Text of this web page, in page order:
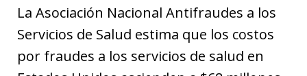
La Asociación Nacional Antifraudes a los
Servicios de Salud estima que los costos
por fraudes a los servicios de salud en